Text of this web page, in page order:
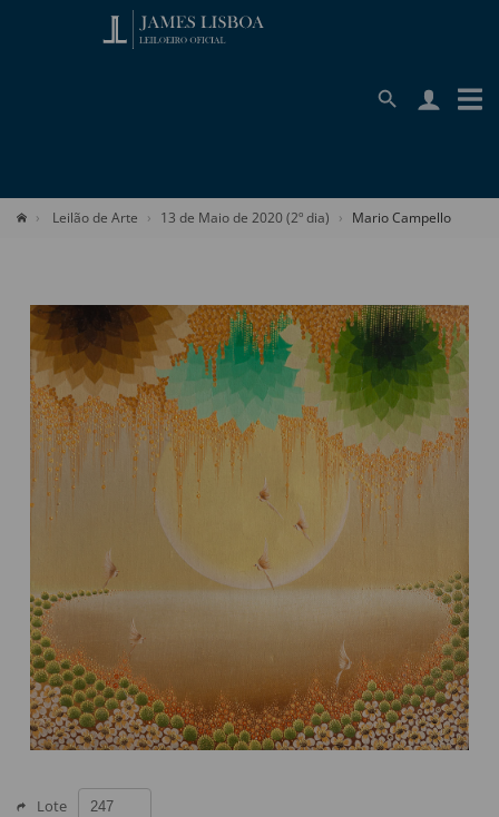
Leilão de Arte 13 de Maio de 2020 (2º dia) Mario Campello
Lote